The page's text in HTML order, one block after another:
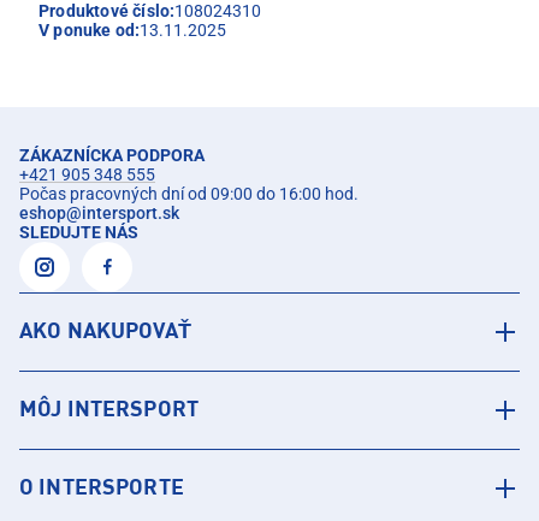
Produktové číslo:108024310
V ponuke od:13.11.2025
ZÁKAZNÍCKA PODPORA
+421 905 348 555
Počas pracovných dní od 09:00 do 16:00 hod.
eshop@intersport.sk
SLEDUJTE NÁS
AKO NAKUPOVAŤ
MÔJ INTERSPORT
O INTERSPORTE